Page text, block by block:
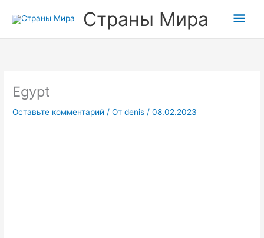
Страны Мира
Egypt
Оставьте комментарий / Отdenis/08.02.2023
вверх